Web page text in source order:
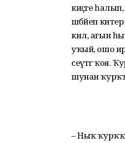
киҫәге
шәбәйеп
кил, ағын
уҡый, ошо
сеүәтәгә
шунан
– Ныҡ